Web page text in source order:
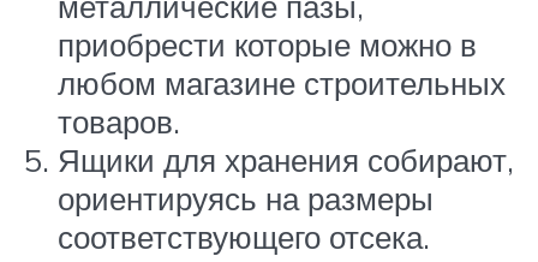
приобрести которые можно в
любом магазине строительных
товаров.
Ящики для хранения собирают,
ориентируясь на размеры
соответствующего отсека.